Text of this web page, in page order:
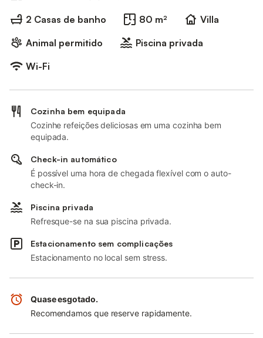
2 Casas de banho
80 m²
Villa
Animal permitido
Piscina privada
Wi-Fi
Cozinha bem equipada
Cozinhe refeições deliciosas em uma cozinha bem
equipada.
Check-in automático
É possível uma hora de chegada flexível com o auto-
check-in.
Piscina privada
Refresque-se na sua piscina privada.
Estacionamento sem complicações
Estacionamento no local sem stress.
Quase esgotado.
Recomendamos que reserve rapidamente.